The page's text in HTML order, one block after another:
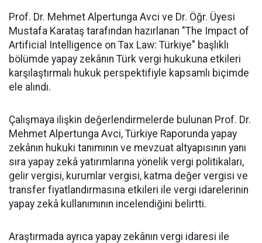
Prof. Dr. Mehmet Alpertunga Avci ve Dr. Öğr. Üyesi
Mustafa Karataş tarafından hazırlanan "The Impact of
Artificial Intelligence on Tax Law: Türkiye" başlıklı
bölümde yapay zekânın Türk vergi hukukuna etkileri
karşılaştırmalı hukuk perspektifiyle kapsamlı biçimde
ele alındı.
Çalışmaya ilişkin değerlendirmelerde bulunan Prof. Dr.
Mehmet Alpertunga Avci, Türkiye Raporunda yapay
zekânın hukuki tanımının ve mevzuat altyapısının yanı
sıra yapay zekâ yatırımlarına yönelik vergi politikaları,
gelir vergisi, kurumlar vergisi, katma değer vergisi ve
transfer fiyatlandırmasına etkileri ile vergi idarelerinin
yapay zekâ kullanımının incelendiğini belirtti.
Araştırmada ayrıca yapay zekânın vergi idaresi ile